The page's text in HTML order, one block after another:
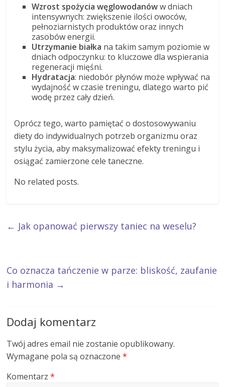
Wzrost spożycia węglowodanóww dniach
intensywnych: zwiększenie ilości owoców,
pełnoziarnistych produktów oraz innych
zasobów energii.
Utrzymanie białka na takim samym poziomie w
dniach odpoczynku: to kluczowe dla wspierania
regeneracji mięśni.
Hydratacja: niedobór płynów może wpływać na
wydajność w czasie treningu, dlatego warto pić
wodę przez cały dzień.
Oprócz tego, warto pamiętać o dostosowywaniu
diety do indywidualnych potrzeb organizmu oraz
stylu życia, aby maksymalizować efekty treningu i
osiągać zamierzone cele taneczne.
No related posts.
← Jak opanować pierwszy taniec na weselu?
Co oznacza tańczenie w parze: bliskość, zaufanie
i harmonia →
Dodaj komentarz
Twój adres email nie zostanie opublikowany.
Wymagane pola są oznaczone*
Komentarz*